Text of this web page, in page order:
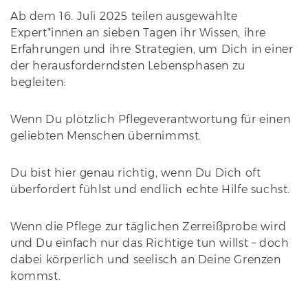
Ab dem 16. Juli 2025 teilen ausgewählte
Expert*innen an sieben Tagen ihr Wissen, ihre
Erfahrungen und ihre Strategien, um Dich in einer
der herausforderndsten Lebensphasen zu
begleiten:
Wenn Du plötzlich Pflegeverantwortung für einen
geliebten Menschen übernimmst.
Du bist hier genau richtig, wenn Du Dich oft
überfordert fühlst und endlich echte Hilfe suchst.
Wenn die Pflege zur täglichen Zerreißprobe wird
und Du einfach nur das Richtige tun willst – doch
dabei körperlich und seelisch an Deine Grenzen
kommst.